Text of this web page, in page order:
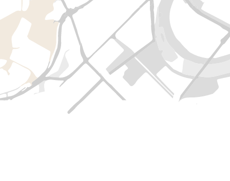
Блины бренд-
в хоспере —
румяные, а
апельсиново-